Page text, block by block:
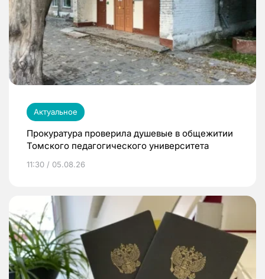
Актуальное
Прокуратура проверила душевые в общежитии
Томского педагогического университета
11:30 / 05.08.26